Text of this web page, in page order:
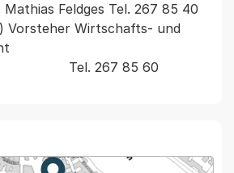
Feldges Tel. 267 85 40
Vorsteher Wirtschafts- und
Tel. 267 85 60